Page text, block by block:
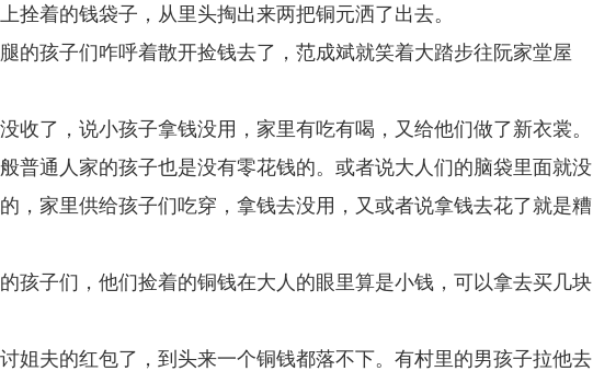
拴着的钱袋子，从里头掏出来两把铜元洒了出去。
的孩子们咋呼着散开捡钱去了，范成斌就笑着大踏步往阮家堂屋
收了，说小孩子拿钱没用，家里有吃有喝，又给他们做了新衣裳。
普通人家的孩子也是没有零花钱的。或者说大人们的脑袋里面就没
，家里供给孩子们吃穿，拿钱去没用，又或者说拿钱去花了就是糟
孩子们，他们捡着的铜钱在大人的眼里算是小钱，可以拿去买几块
姐夫的红包了，到头来一个铜钱都落不下。有村里的男孩子拉他去